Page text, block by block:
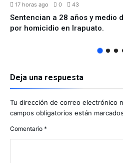
17 horas ago 0 43
Sentencian a 28 años y medio
por homicidio en Irapuato.
Deja una respuesta
Tu dirección de correo electrónico
campos obligatorios están
Comentario *